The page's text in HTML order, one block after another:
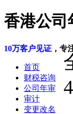
香港公司
10万客户见证 ，专
首页
财税咨询
公司年审
审计
变更改名